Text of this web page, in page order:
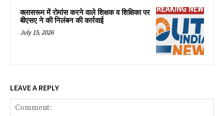
क्लासरूम में रोमांस करने वाले शिक्षक व शिक्षिका पर
बीएसए ने की निलंबन की कार्रवाई
July 15, 2026
LEAVE A REPLY